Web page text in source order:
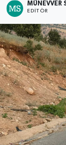
MÜNEVVER
EDITÖR
Eğitim
Kültür -
Siyaset
Spor
Teknoloji
Yazarlar
Son
Haber